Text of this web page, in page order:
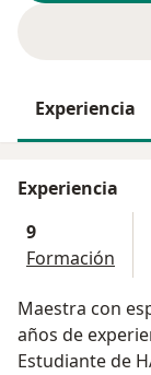
Experiencia
Experiencia
9
Formación
Maestra con
años de
Estudiante de